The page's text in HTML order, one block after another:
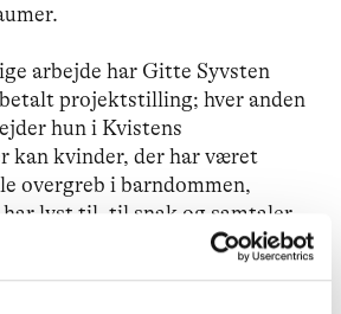
arbejde har Gitte Syvsten
projektstilling; hver anden
hun i Kvistens
kan kvinder, der har været
overgreb i barndommen,
har lyst til, til snak og samtaler
nogle at dele erfaringer